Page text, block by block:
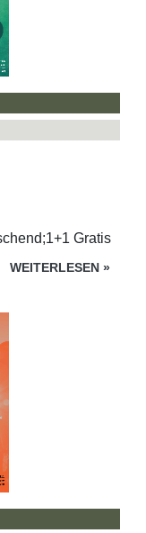
Gratis
WEITERLESEN »